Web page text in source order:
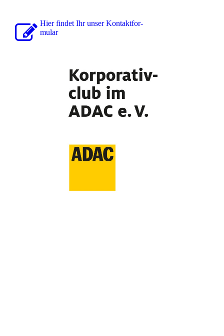
Hier findet Ihr unser Kon­takt­for­
mu­lar